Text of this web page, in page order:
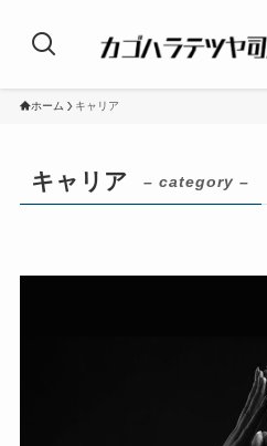
ホーム キャリア
キャリア – category –